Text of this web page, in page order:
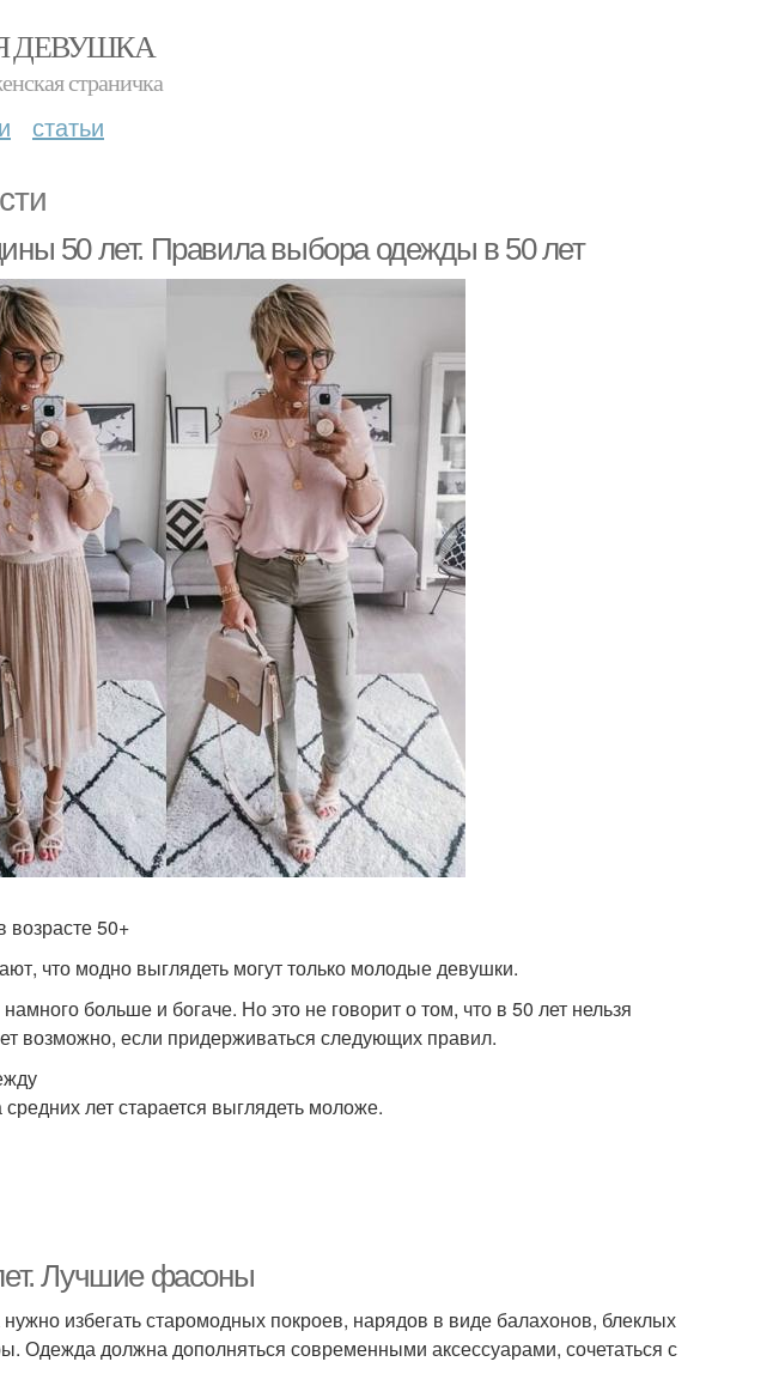
ДЕВУШКА
страничка
статьи
50 лет. Правила выбора одежды в 50 лет
возрасте 50+
что модно выглядеть могут только молодые девушки.
больше и богаче. Но это не говорит о том, что в 50 лет нельзя
возможно, если придерживаться следующих правил.
лет старается выглядеть моложе.
Лучшие фасоны
избегать старомодных покроев, нарядов в виде балахонов, блеклых
Одежда должна дополняться современными аксессуарами, сочетаться с